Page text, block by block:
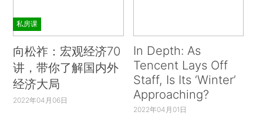
私房课
向松祚：宏观经济70
讲，带你了解国内外
经济大局
2022年04月06日
In Depth: As
Tencent Lays Off
Staff, Is Its ‘Winter’
Approaching?
2022年04月01日